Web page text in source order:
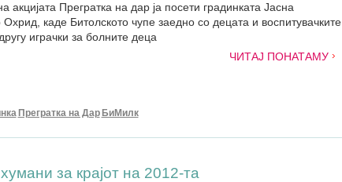
акцијата Прегратка на дар ја посети градинката Јасна
Охрид, каде Битолското чупе заедно со децата и воспитувачките
играчки за болните деца
ЧИТАЈ ПОНАТАМУ
Прегратка на Дар БиМилк
за крајот на 2012-та